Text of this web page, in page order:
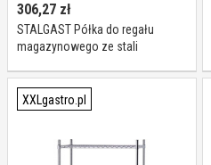
306,27 zł
STALGAST Półka do regału
magazynowego ze stali
XXLgastro.pl